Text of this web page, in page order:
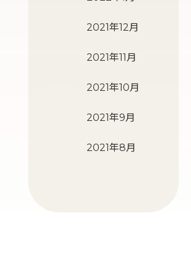
2021年12月
2021年11月
2021年10月
2021年9月
2021年8月